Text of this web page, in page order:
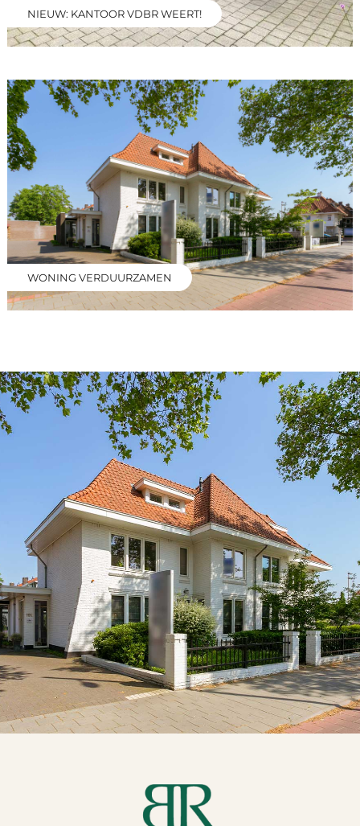
NIEUW: KANTOOR VDBR WEERT!
WONING VERDUURZAMEN